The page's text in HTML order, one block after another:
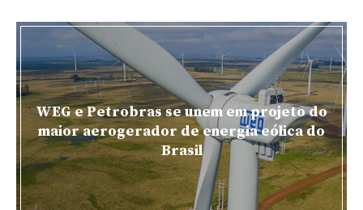
WEG e Petrobras se unem em projeto do
maior aerogerador de energia eólica do
Brasil